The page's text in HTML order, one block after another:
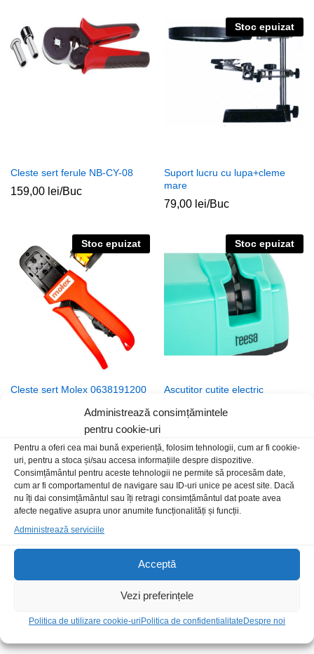
Administrează consimțămintele
pentru cookie-uri
Pentru a oferi cea mai bună experiență, folosim tehnologii, cum ar fi cookie-
uri, pentru a stoca și/sau accesa informațiile despre dispozitive.
Consimțământul pentru aceste tehnologii ne permite să procesăm date,
cum ar fi comportamentul de navigare sau ID-uri unice pe acest site. Dacă
nu îți dai consimțământul sau îți retragi consimțământul dat poate avea
afecte negative asupra unor anumite funcționalități și funcții.
Administrează serviciile
Acceptă
Vezi preferințele
Politica de utilizare cookie-uriPolitica de confidentialitateDespre noi
Cleste sert ferule NB-CY-08
159,00 lei/Buc
Stoc epuizat
Suport lucru cu lupa+cleme
mare
79,00 lei/Buc
Stoc epuizat
Cleste sert Molex 0638191200
/Buc
Stoc epuizat
Ascutitor cutite electric
71,00lei/Buc
Stoc epuizat
Burghiu 0.5mm HSS 135grd Surubelnita soft T10x100mm